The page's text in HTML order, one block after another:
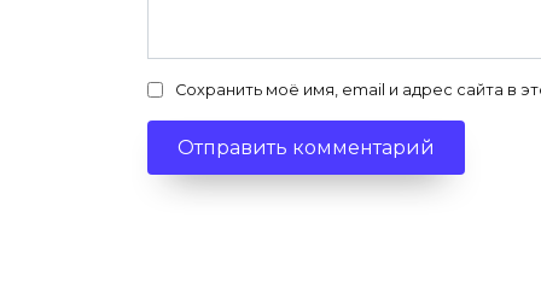
Сохранить моё имя, email и адрес сайта в